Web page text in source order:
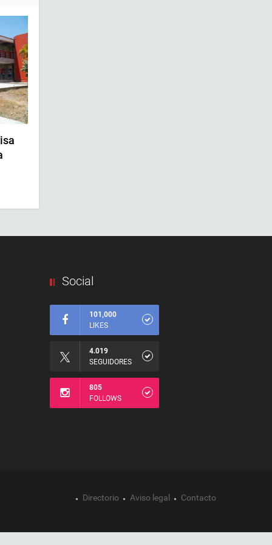
Social
101,000
LIKES
4.019
SEGUIDORES
805
FOLLOWS
Directorio Aviso legal Contacto